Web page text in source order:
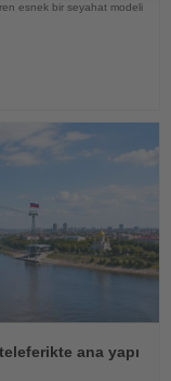
esnek bir seyahat modeli
ana yapı